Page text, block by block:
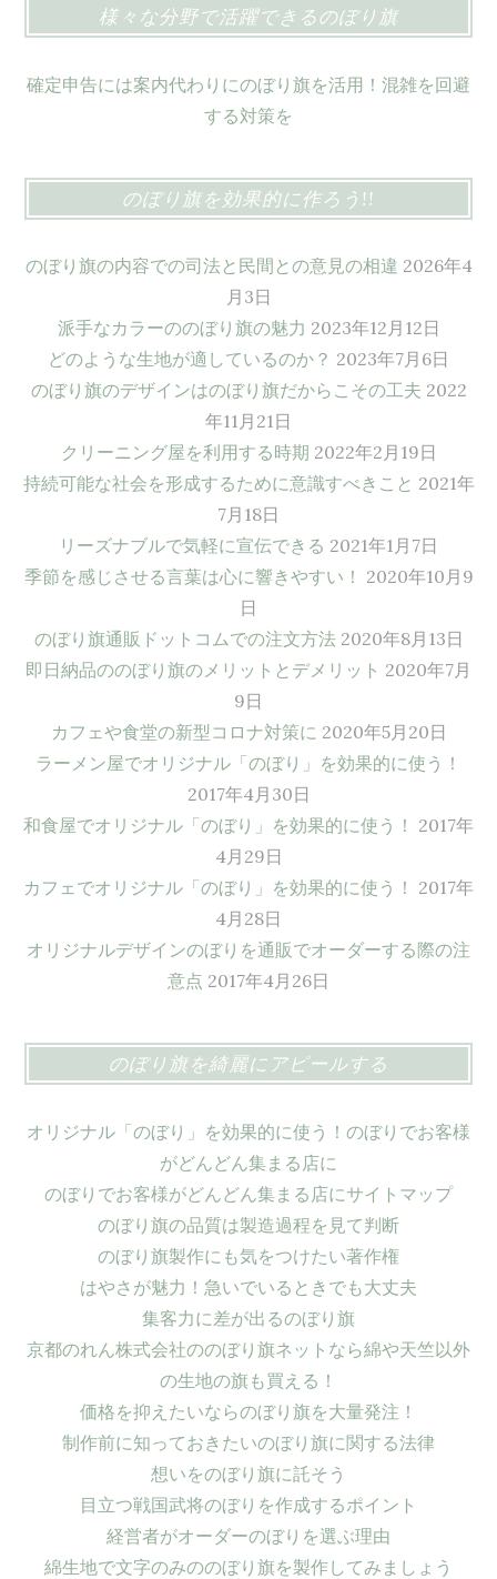
様々な分野で活躍できるのぼり旗
確定申告には案内代わりにのぼり旗を活用！混雑を回避
する対策を
のぼり旗を効果的に作ろう!!
のぼり旗の内容での司法と民間との意見の相違 2026年4
月3日
派手なカラーののぼり旗の魅力 2023年12月12日
どのような生地が適しているのか？ 2023年7月6日
のぼり旗のデザインはのぼり旗だからこその工夫 2022
年11月21日
クリーニング屋を利用する時期 2022年2月19日
持続可能な社会を形成するために意識すべきこと 2021年
7月18日
リーズナブルで気軽に宣伝できる 2021年1月7日
季節を感じさせる言葉は心に響きやすい！ 2020年10月9
日
のぼり旗通販ドットコムでの注文方法 2020年8月13日
即日納品ののぼり旗のメリットとデメリット 2020年7月
9日
カフェや食堂の新型コロナ対策に 2020年5月20日
ラーメン屋でオリジナル「のぼり」を効果的に使う！
2017年4月30日
和食屋でオリジナル「のぼり」を効果的に使う！ 2017年
4月29日
カフェでオリジナル「のぼり」を効果的に使う！ 2017年
4月28日
オリジナルデザインのぼりを通販でオーダーする際の注
意点 2017年4月26日
のぼり旗を綺麗にアピールする
オリジナル「のぼり」を効果的に使う！のぼりでお客様
がどんどん集まる店に
のぼりでお客様がどんどん集まる店にサイトマップ
のぼり旗の品質は製造過程を見て判断
のぼり旗製作にも気をつけたい著作権
はやさが魅力！急いでいるときでも大丈夫
集客力に差が出るのぼり旗
京都のれん株式会社ののぼり旗ネットなら綿や天竺以外
の生地の旗も買える！
価格を抑えたいならのぼり旗を大量発注！
制作前に知っておきたいのぼり旗に関する法律
想いをのぼり旗に託そう
目立つ戦国武将のぼりを作成するポイント
経営者がオーダーのぼりを選ぶ理由
綿生地で文字のみののぼり旗を製作してみましょう